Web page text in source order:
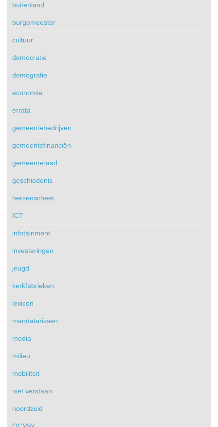
buitenland
burgemeester
cultuur
democratie
demografie
economie
errata
gemeentebedrijven
gemeentefinanciën
gemeenteraad
geschiedenis
hersenscheet
ICT
infotainment
investeringen
jeugd
kerkfabrieken
lexicon
mandatarissen
media
milieu
mobiliteit
niet verstaan
noordzuid